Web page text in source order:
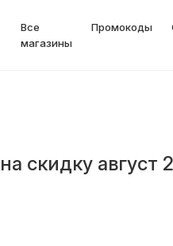
Все
магазины
Промокоды
скидку август